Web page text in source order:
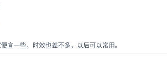
宜一些，时效也差不多，以后可以常用。